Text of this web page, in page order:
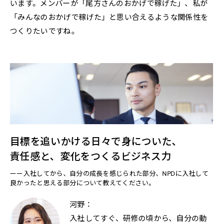
います。メンバーが「尾方さんのおかげで稼げた」、私が
「みんなのおかげで稼げた」と思い合えるような関係性を
つくりたいですね。
目標を追いかける日々で身についた、
責任感と、変化をつくるビジネス力
ーー入社してから、自分の成長を感じられた部分、NPDに入社して
良かったと思える部分について教えてください。
河野：
入社してすぐ、研修の頃から、自分の動